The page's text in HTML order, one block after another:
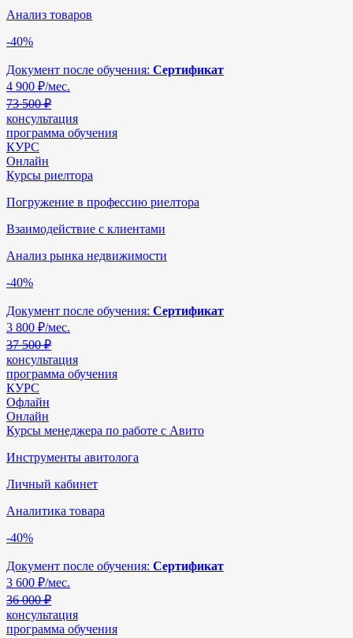
Анализ товаров
-40%
Документ после обучения: Сертификат
4 900 ₽/мес.
73 500 ₽
консультация
программа обучения
КУРС
Онлайн
Курсы риелтора
Погружение в профессию риелтора
Взаимодействие с клиентами
Анализ рынка недвижимости
-40%
Документ после обучения: Сертификат
3 800 ₽/мес.
37 500 ₽
консультация
программа обучения
КУРС
Офлайн
Онлайн
Курсы менеджера по работе с Авито
Инструменты авитолога
Личный кабинет
Аналитика товара
-40%
Документ после обучения: Сертификат
3 600 ₽/мес.
36 000 ₽
консультация
программа обучения